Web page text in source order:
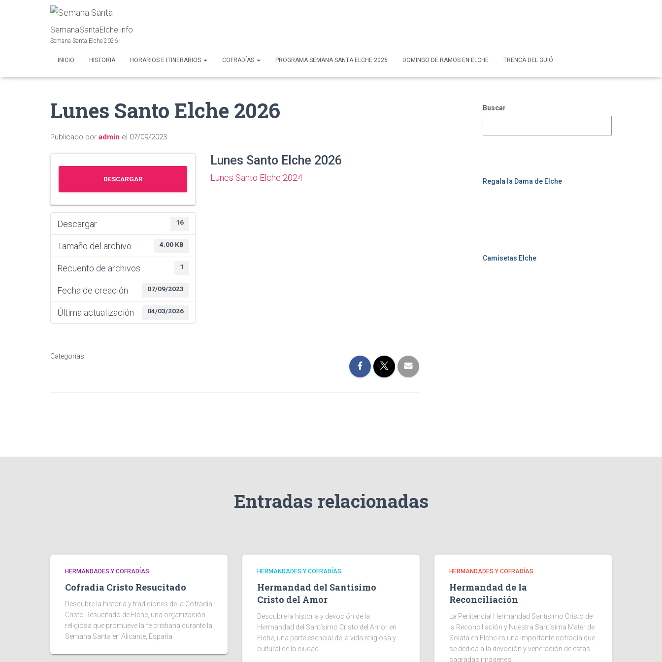
SemanaSantaElche.info
Semana Santa Elche 2026
INICIO HISTORIA HORARIOS E ITINERARIOS COFRADÍAS PROGRAMA SEMANA SANTA ELCHE 2026 DOMINGO DE RAMOS EN ELCHE TRENCÀ DEL GUIÓ
Lunes Santo Elche 2026
Publicado por admin el 07/09/2023
DESCARGAR
Descargar 16
Tamaño del archivo 4.00 KB
Recuento de archivos 1
Fecha de creación 07/09/2023
Última actualización 04/03/2026
Lunes Santo Elche 2026
Lunes Santo Elche 2024
Categorías:
Buscar
Regala la Dama de Elche
Camisetas Elche
Entradas relacionadas
HERMANDADES Y COFRADÍAS
Cofradía Cristo Resucitado
Descubre la historia y tradiciones de la Cofradía
Cristo Resucitado de Elche, una organización
religiosa que promueve la fe cristiana durante la
Semana Santa en Alicante, España.
HERMANDADES Y COFRADÍAS
Hermandad del Santísimo
Cristo del Amor
Descubre la historia y devoción de la
Hermandad del Santísimo Cristo del Amor en
Elche, una parte esencial de la vida religiosa y
cultural de la ciudad.
HERMANDADES Y COFRADÍAS
Hermandad de la
Reconciliación
La Penitencial Hermandad Santísimo Cristo de
la Reconciliación y Nuestra Santísima Mater de
Solata en Elche es una importante cofradía que
se dedica a la devoción y veneración de estas
sagradas imágenes.